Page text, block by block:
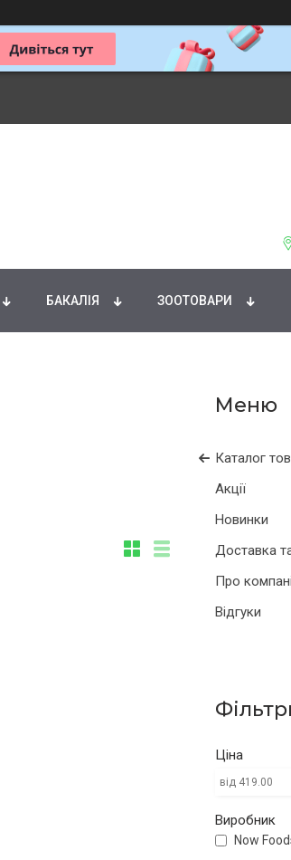
БАКАЛІЯ ЗООТОВАРИ
Каталог
Акції
Новинки
Доставка
Про
Відгуки
Ціна
Виробник
Now